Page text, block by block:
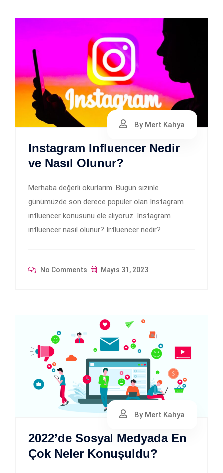
By Mert Kahya
Instagram Influencer Nedir
ve Nasıl Olunur?
Merhaba değerli okurlarım. Bugün sizinle
günümüzde son derece popüler olan Instagram
influencer konusunu ele alıyoruz. Instagram
influencer nasıl olunur? Influencer nedir?
No Comments Mayıs 31, 2023
By Mert Kahya
2022’de Sosyal Medyada En
Çok Neler Konuşuldu?